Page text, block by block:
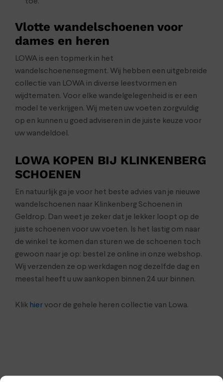
Vlotte wandelschoenen voor
dames en heren
LOWA is een topmerk in het
wandelschoenensegment. Wij hebben een uitgebreide
collectie van LOWA in diverse leestvormen en
wijdtematen. Voor elke wandelgelegenheid is er een
model te verkrijgen. Wij meten uw voeten zorgvuldig
op en kunnen u goed adviseren in de juiste keuze voor
uw wandeldoel.
LOWA KOPEN BIJ KLINKENBERG
SCHOENEN
En natuurlijk ga je voor het beste advies van je nieuwe
wandelschoenen naar Klinkenberg Schoenen in
Geldrop. Dan weet je zeker dat je lekker loopt op de
juiste schoenen voor uw voeten. Is het lastig om naar
de winkel te komen dan sturen we de schoenen toch
gewoon naar je op: bestel ze online in onze webshop.
Wij verzenden ze op werkdagen nog dezelfde dag en
meestal heeft u uw aankopen binnen 24 uur binnen.
Klik hiervoor de gehele heren collectie van Lowa.